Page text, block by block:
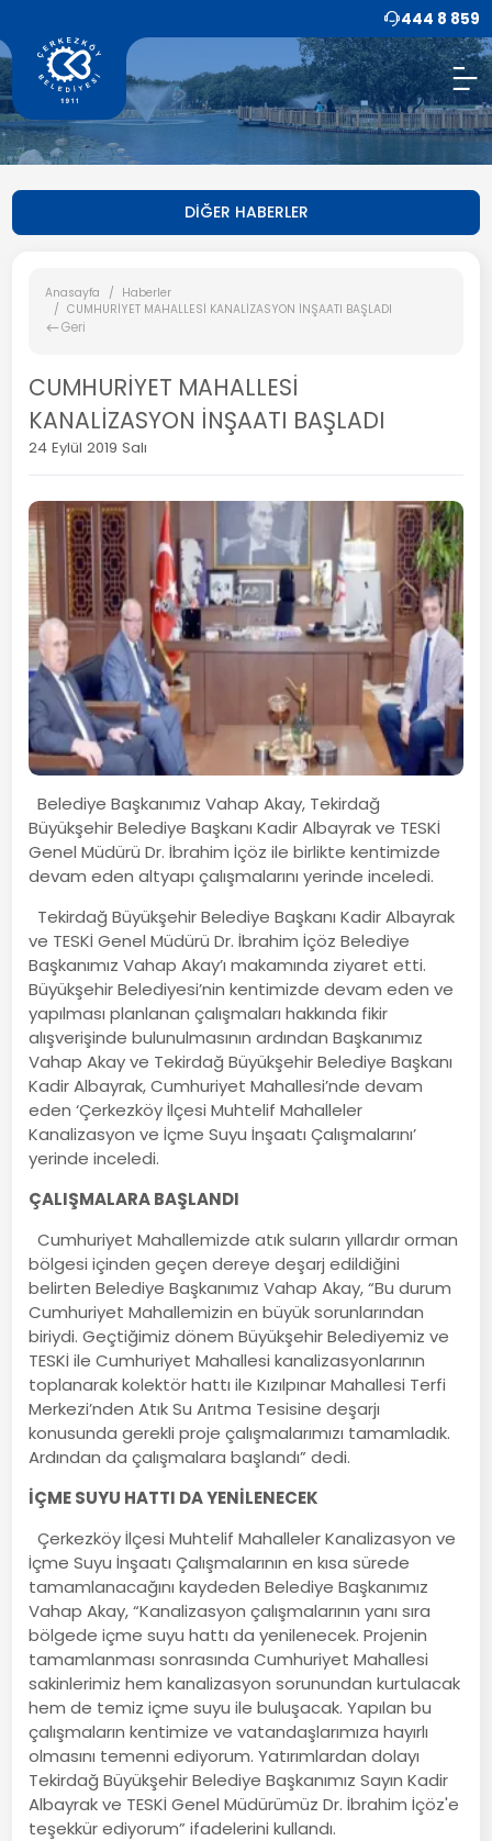
444 8 859
DİĞER HABERLER
Anasayfa
Haberler
CUMHURİYET MAHALLESİ KANALİZASYON İNŞAATI BAŞLADI
Geri
CUMHURİYET MAHALLESİ
KANALİZASYON İNŞAATI BAŞLADI
24 Eylül 2019 Salı
Belediye Başkanımız Vahap Akay, Tekirdağ
Büyükşehir Belediye Başkanı Kadir Albayrak ve TESKİ
Genel Müdürü Dr. İbrahim İçöz ile birlikte kentimizde
devam eden altyapı çalışmalarını yerinde inceledi.
Tekirdağ Büyükşehir Belediye Başkanı Kadir Albayrak
ve TESKİ Genel Müdürü Dr. İbrahim İçöz Belediye
Başkanımız Vahap Akay’ı makamında ziyaret etti.
Büyükşehir Belediyesi’nin kentimizde devam eden ve
yapılması planlanan çalışmaları hakkında fikir
alışverişinde bulunulmasının ardından Başkanımız
Vahap Akay ve Tekirdağ Büyükşehir Belediye Başkanı
Kadir Albayrak, Cumhuriyet Mahallesi’nde devam
eden ‘Çerkezköy İlçesi Muhtelif Mahalleler
Kanalizasyon ve İçme Suyu İnşaatı Çalışmalarını’
yerinde inceledi.
ÇALIŞMALARA BAŞLANDI
Cumhuriyet Mahallemizde atık suların yıllardır orman
bölgesi içinden geçen dereye deşarj edildiğini
belirten Belediye Başkanımız Vahap Akay, “Bu durum
Cumhuriyet Mahallemizin en büyük sorunlarından
biriydi. Geçtiğimiz dönem Büyükşehir Belediyemiz ve
TESKİ ile Cumhuriyet Mahallesi kanalizasyonlarının
toplanarak kolektör hattı ile Kızılpınar Mahallesi Terfi
Merkezi’nden Atık Su Arıtma Tesisine deşarjı
konusunda gerekli proje çalışmalarımızı tamamladık.
Ardından da çalışmalara başlandı” dedi.
İÇME SUYU HATTI DA YENİLENECEK
Çerkezköy İlçesi Muhtelif Mahalleler Kanalizasyon ve
İçme Suyu İnşaatı Çalışmalarının en kısa sürede
tamamlanacağını kaydeden Belediye Başkanımız
Vahap Akay, “Kanalizasyon çalışmalarının yanı sıra
bölgede içme suyu hattı da yenilenecek. Projenin
tamamlanması sonrasında Cumhuriyet Mahallesi
sakinlerimiz hem kanalizasyon sorunundan kurtulacak
hem de temiz içme suyu ile buluşacak. Yapılan bu
çalışmaların kentimize ve vatandaşlarımıza hayırlı
olmasını temenni ediyorum. Yatırımlardan dolayı
Tekirdağ Büyükşehir Belediye Başkanımız Sayın Kadir
Albayrak ve TESKİ Genel Müdürümüz Dr. İbrahim İçöz'e
teşekkür ediyorum” ifadelerini kullandı.